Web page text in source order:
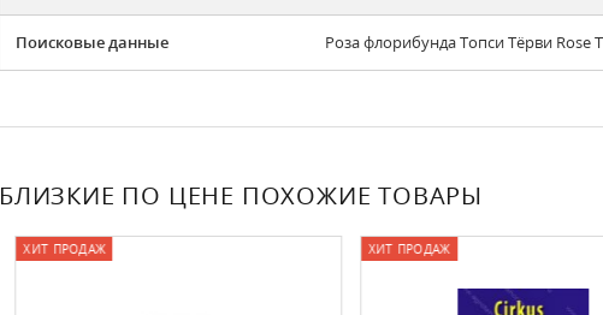
Поисковые данные Роза флорибунда Топси Тёрви Rose
БЛИЗКИЕ ПО ЦЕНЕ ПОХОЖИЕ ТОВАРЫ
ХИТ ПРОДАЖ ХИТ ПРОДАЖ